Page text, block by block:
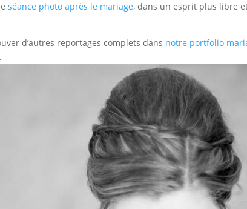
séance photo après le mariage, dans un esprit plus libre
d’autres reportages complets dans notre portfolio